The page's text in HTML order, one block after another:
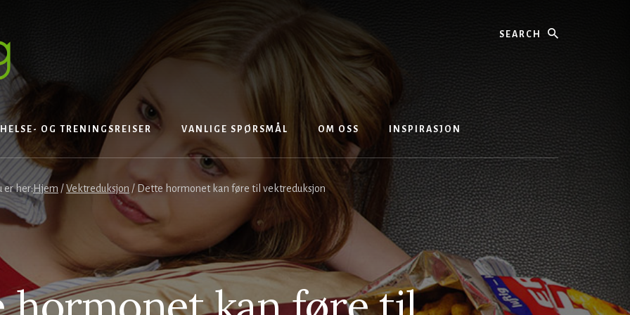
Search
HELSE- OG TRENINGSREISER VANLIGE SPØRSMÅL OM OSS INSPIRASJON
er her:Hjem /Vektreduksjon / Dette hormonet kan føre til vektreduksjon